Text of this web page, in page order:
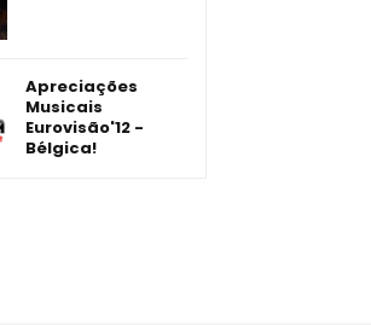
Apreciações
Musicais
Eurovisão'12 -
Bélgica!